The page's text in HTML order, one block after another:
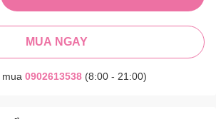
MUA NGAY
0902613538(8:00 - 21:00)